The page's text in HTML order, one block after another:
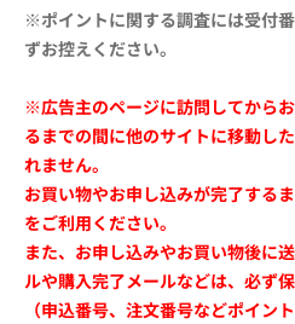
※ポイントに関する調査には受付
ずお控えください。
※広告主のページに訪問してから
るまでの間に他のサイトに移動し
れません。
お買い物やお申し込みが完了する
をご利用ください。
また、お申し込みやお買い物後に
ルや購入完了メールなどは、必ず
（申込番号、注文番号などポイン